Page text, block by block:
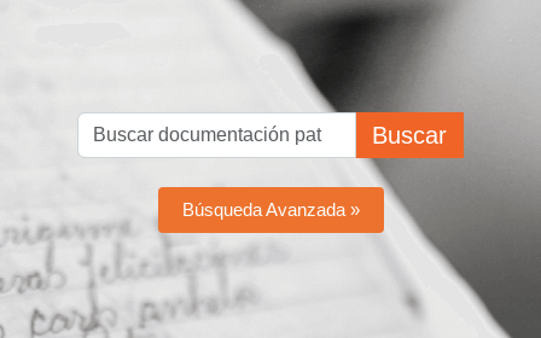
Buscar
Búsqueda Avanzada »